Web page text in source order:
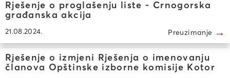
Rješenje o proglašenju liste - Crnogorska
građanska akcija
21.08.2024. Preuzimanje →
Rješenje o izmjeni Rješenja o imenovanju
članova Opštinske izborne komisije Kotor